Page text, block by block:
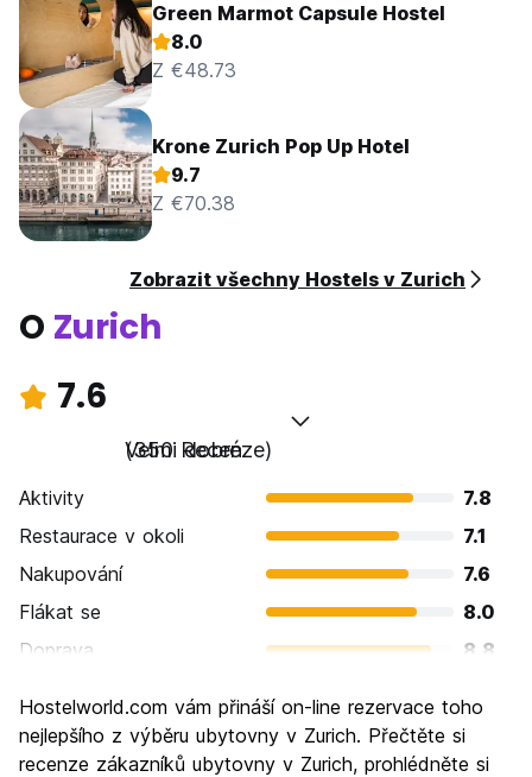
Green Marmot Capsule Hostel
8.0
Z €48.73
Krone Zurich Pop Up Hotel
9.7
Z €70.38
Zobrazit všechny Hostels v Zurich
O Zurich
7.6
Velmi dobré
(350 Recenze)
Aktivity
7.8
Restaurace v okoli
7.1
Nakupování
7.6
Flákat se
8.0
Doprava
8.8
Kultura
8.2
Noční život
7.5
Hostelworld.com vám přináší on-line rezervace toho
nejlepšího z výběru ubytovny v Zurich. Přečtěte si
recenze zákazníků ubytovny v Zurich, prohlédněte si